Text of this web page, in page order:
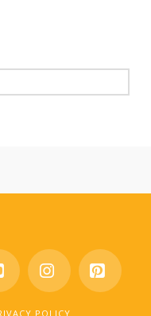
POLICY